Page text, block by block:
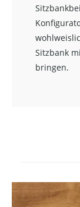
Sitzbank
bringen.